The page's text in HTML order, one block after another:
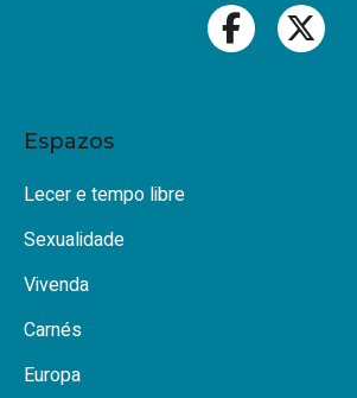
Espazos
Lecer e tempo libre
Sexualidade
Vivenda
Carnés
Europa